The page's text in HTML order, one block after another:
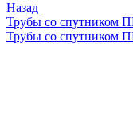
Назад
Трубы со спутником
Трубы со спутником